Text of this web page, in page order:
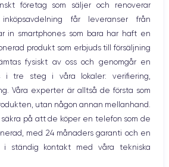
6
Fréq. processeur
3.22 GHz
12 Mpx
Recharge rapide
Oui, 20W
Type de SIM
företag som säljer och renoverar
får leveranser från
in smartphones som bara har haft en
produkt som erbjuds till försäljning
fysiskt av oss och genomgår en
i tre steg i våra lokaler: verifiering,
Våra experter är alltså de första som
utan någon annan mellanhand.
på att de köper en telefon som de
med 24 månaders garanti och en
i ständig kontakt med våra tekniska